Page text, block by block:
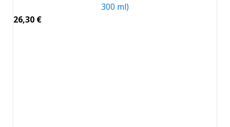
300 ml)
26,30 €